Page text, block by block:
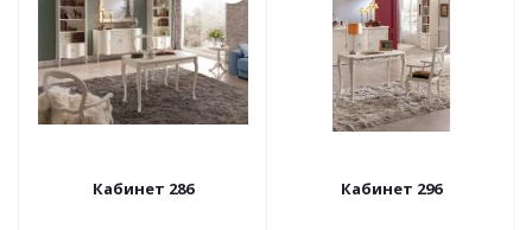
Кабинет 286 Кабинет 296